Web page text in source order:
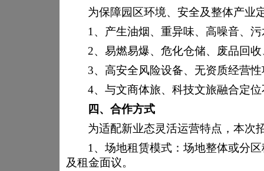
为保障园区环境、安全及整体产业
1、产生油烟、重异味、高噪音、
2、易燃易爆、危化仓储、废品回
3、高安全风险设备、无资质经营
4、与文商体旅、科技文旅融合定
四、合作方式
为适配新业态灵活运营特点，本次
1、场地租赁模式：场地整体或分
及租金面议。
活动信息